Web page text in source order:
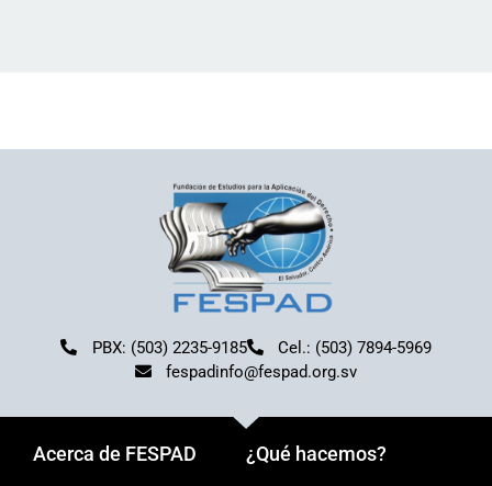
PBX: (503) 2235-9185
Cel.: (503) 7894-5969
fespadinfo@fespad.org.sv
Acerca de FESPAD ¿Qué hacemos?